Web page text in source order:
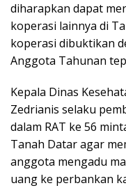
diharapkan dapat
koperasi lainnya di
koperasi dibuktikan
Anggota Tahunan
Kepala Dinas
Zedrianis selaku
dalam RAT ke 56
Tanah Datar agar
anggota mengadu
uang ke perbankan